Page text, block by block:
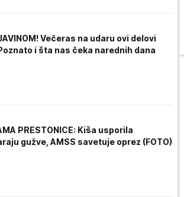
Večeras na udaru ovi delovi
i šta nas čeka narednih dana
PRESTONICE: Kiša usporila
gužve, AMSS savetuje oprez (FOTO)